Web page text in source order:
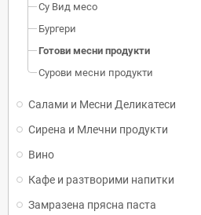
Су Вид месо
Бургери
Готови месни продукти
Сурови месни продукти
Салами и Месни Деликатеси
Сирена и Млечни продукти
Вино
Кафе и разтворими напитки
Замразена прясна паста